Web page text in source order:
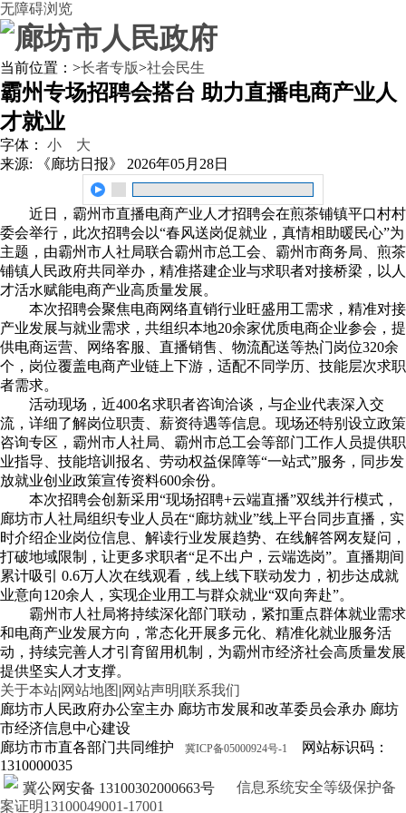
无障碍浏览
当前位置： >长者专版>社会民生
霸州专场招聘会搭台 助力直播电商产业人
才就业
字体： 小
大
来源: 《廊坊日报》
2026年05月28日
近日，霸州市直播电商产业人才招聘会在煎茶铺镇平口村村
委会举行，此次招聘会以“春风送岗促就业，真情相助暖民心”为
主题，由霸州市人社局联合霸州市总工会、霸州市商务局、煎茶
铺镇人民政府共同举办，精准搭建企业与求职者对接桥梁，以人
才活水赋能电商产业高质量发展。
本次招聘会聚焦电商网络直销行业旺盛用工需求，精准对接
产业发展与就业需求，共组织本地20余家优质电商企业参会，提
供电商运营、网络客服、直播销售、物流配送等热门岗位320余
个，岗位覆盖电商产业链上下游，适配不同学历、技能层次求职
者需求。
活动现场，近400名求职者咨询洽谈，与企业代表深入交
流，详细了解岗位职责、薪资待遇等信息。现场还特别设立政策
咨询专区，霸州市人社局、霸州市总工会等部门工作人员提供职
业指导、技能培训报名、劳动权益保障等“一站式”服务，同步发
放就业创业政策宣传资料600余份。
本次招聘会创新采用“现场招聘+云端直播”双线并行模式，
廊坊市人社局组织专业人员在“廊坊就业”线上平台同步直播，实
时介绍企业岗位信息、解读行业发展趋势、在线解答网友疑问，
打破地域限制，让更多求职者“足不出户，云端选岗”。直播期间
累计吸引 0.6万人次在线观看，线上线下联动发力，初步达成就
业意向120余人，实现企业用工与群众就业“双向奔赴”。
霸州市人社局将持续深化部门联动，紧扣重点群体就业需求
和电商产业发展方向，常态化开展多元化、精准化就业服务活
动，持续完善人才引育留用机制，为霸州市经济社会高质量发展
提供坚实人才支撑。
关于本站|网站地图 |网站声明|联系我们
廊坊市人民政府办公室主办 廊坊市发展和改革委员会承办 廊坊
市经济信息中心建设
廊坊市市直各部门共同维护
冀ICP备05000924号-1
网站标识码：
1310000035
冀公网安备 13100302000663号
信息系统安全等级保护备
案证明13100049001-17001